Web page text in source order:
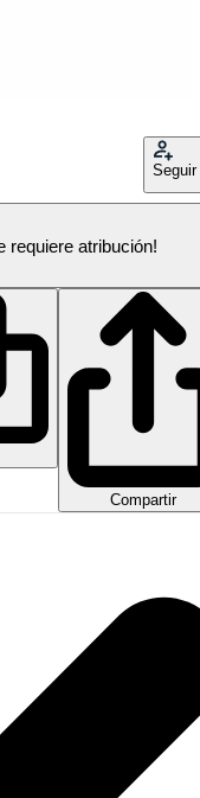
Seguir
requiere atribución!
Compartir